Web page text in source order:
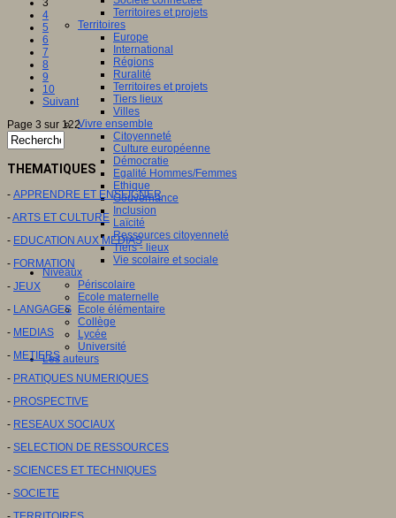
Territoires et projets
Territoires
Europe
International
Régions
Ruralité
Territoires et projets
Tiers lieux
Villes
Vivre ensemble
Citoyenneté
Culture européenne
Démocratie
Egalité Hommes/Femmes
Ethique
Gouvernance
Inclusion
Laïcité
Ressources citoyenneté
Tiers - lieux
Vie scolaire et sociale
Niveaux
Périscolaire
Ecole maternelle
Ecole élémentaire
Collège
Lycée
Université
Les auteurs
4
5
6
7
8
9
10
Suivant
Page 3 sur 122
THEMATIQUES
- APPRENDRE ET ENSEIGNER
-ARTS ET CULTURE
- EDUCATION AUX MEDIAS
- FORMATION
- JEUX
- LANGAGES
- MEDIAS
- METIERS
- PRATIQUES NUMERIQUES
- PROSPECTIVE
- RESEAUX SOCIAUX
- SELECTION DE RESSOURCES
- SCIENCES ET TECHNIQUES
- SOCIETE